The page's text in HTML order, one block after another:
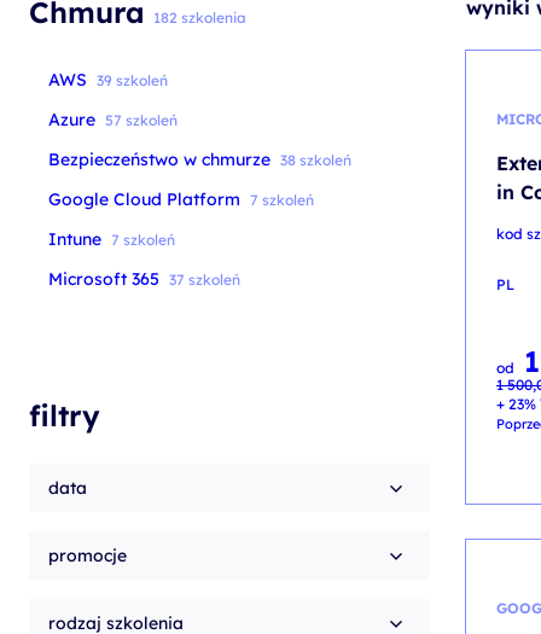
szkolenia Broadcom
Chmura 182 szkolenia
AWS 39 szkoleń
Azure 57 szkoleń
Bezpieczeństwo w chmurze 38 szkoleń
Google Cloud Platform 7 szkoleń
Intune 7 szkoleń
Microsoft 365 37 szkoleń
filtry
data
promocje
rodzaj szkolenia
wyniki
in
kod
PL
od
1
cena
1
cena
1
+ 23%